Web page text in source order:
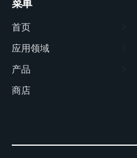
首页
应用领域
产品
商店